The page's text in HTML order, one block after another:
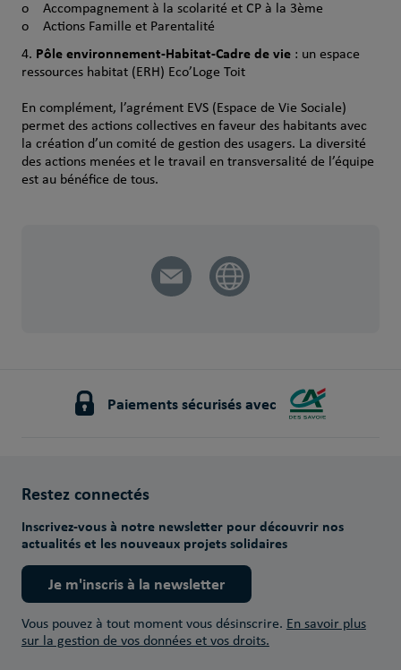
o Accompagnement à la scolarité et CP à la 3ème
o Actions Famille et Parentalité
Pôle environnement-Habitat-Cadre de vie: un espace
ressources habitat (ERH) Eco’Loge Toit
En complément, l’agrément EVS (Espace de Vie Sociale)
permet des actions collectives en faveur des habitants avec
la création d’un comité de gestion des usagers. La diversité
des actions menées et le travail en transversalité de l’équipe
est au bénéfice de tous.
Paiements sécurisés avec
Restez connectés
Inscrivez-vous à notre newsletter pour découvrir nos
actualités et les nouveaux projets solidaires
Je m'inscris à la newsletter
Vous pouvez à tout moment vous désinscrire. En savoir plus
sur la gestion de vos données et vos droits.